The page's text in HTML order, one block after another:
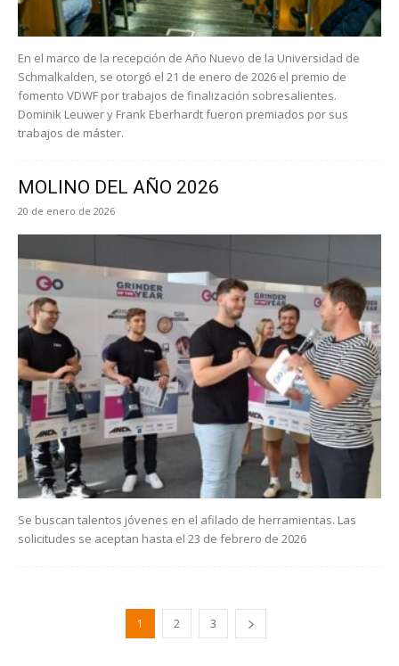
En el marco de la recepción de Año Nuevo de la Universidad de
Schmalkalden, se otorgó el 21 de enero de 2026 el premio de
fomento VDWF por trabajos de finalización sobresalientes.
Dominik Leuwer y Frank Eberhardt fueron premiados por sus
trabajos de máster.
MOLINO DEL AÑO 2026
20 de enero de 2026
Se buscan talentos jóvenes en el afilado de herramientas. Las
solicitudes se aceptan hasta el 23 de febrero de 2026
1 2 3